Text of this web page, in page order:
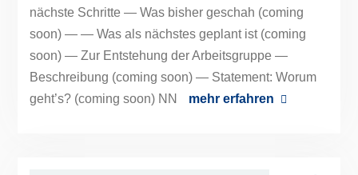
nächste Schritte — Was bisher geschah (coming
soon) — — Was als nächstes geplant ist (coming
soon) — Zur Entstehung der Arbeitsgruppe —
Beschreibung (coming soon) — Statement: Worum
geht’s? (coming soon) NN
mehr erfahren